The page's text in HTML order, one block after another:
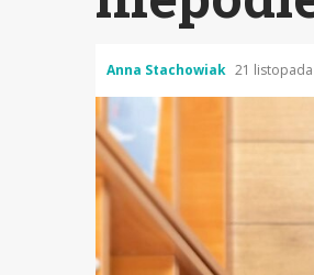
Anna Stachowiak 21